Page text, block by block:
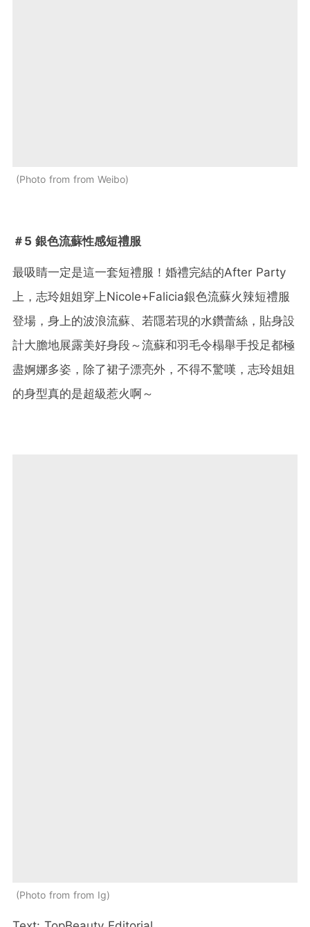
Photo from from Weibo
＃5 銀色流蘇性感短禮服
最吸睛一定是這一套短禮服！婚禮完結的After Party
上，志玲姐姐穿上Nicole+Falicia銀色流蘇火辣短禮服
登場，身上的波浪流蘇、若隱若現的水鑽蕾絲，貼身設
計大膽地展露美好身段～流蘇和羽毛令榻舉手投足都極
盡婀娜多姿，除了裙子漂亮外，不得不驚嘆，志玲姐姐
的身型真的是超級惹火啊～
Photo from from Ig